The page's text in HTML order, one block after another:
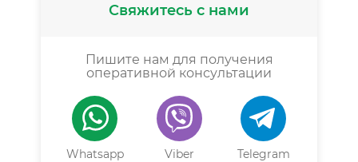
Свяжитесь с нами
Пишите нам для получения
оперативной консультации
Whatsapp Viber Telegram